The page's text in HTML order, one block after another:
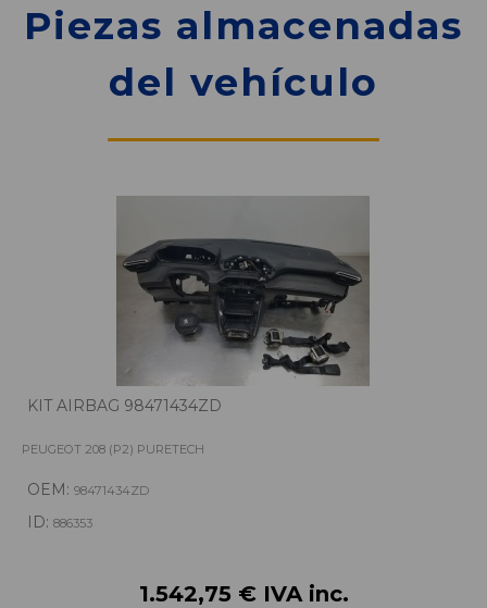
Piezas almacenadas
del vehículo
KIT AIRBAG 98471434ZD
PEUGEOT 208 (P2) PURETECH
OEM: 98471434ZD
ID: 886353
1.542,75 € IVA inc.